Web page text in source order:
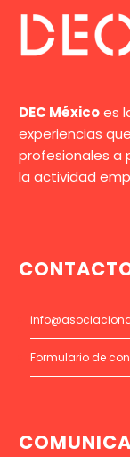
DEC Méxicoes
experiencias
profesionales a
la actividad
Formulario de